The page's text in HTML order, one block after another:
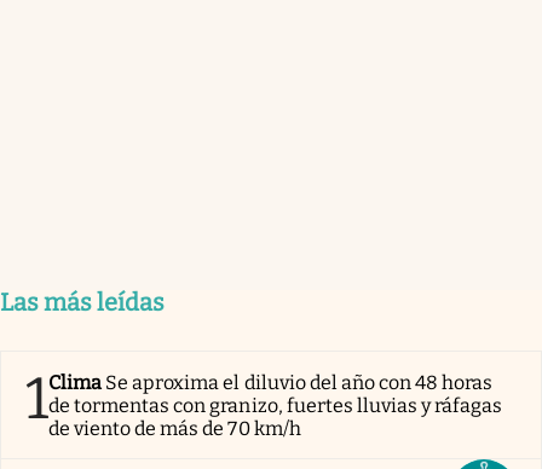
Las más leídas
1Clima Se aproxima el diluvio del año con 48 horas
de tormentas con granizo, fuertes lluvias y ráfagas
de viento de más de 70 km/h